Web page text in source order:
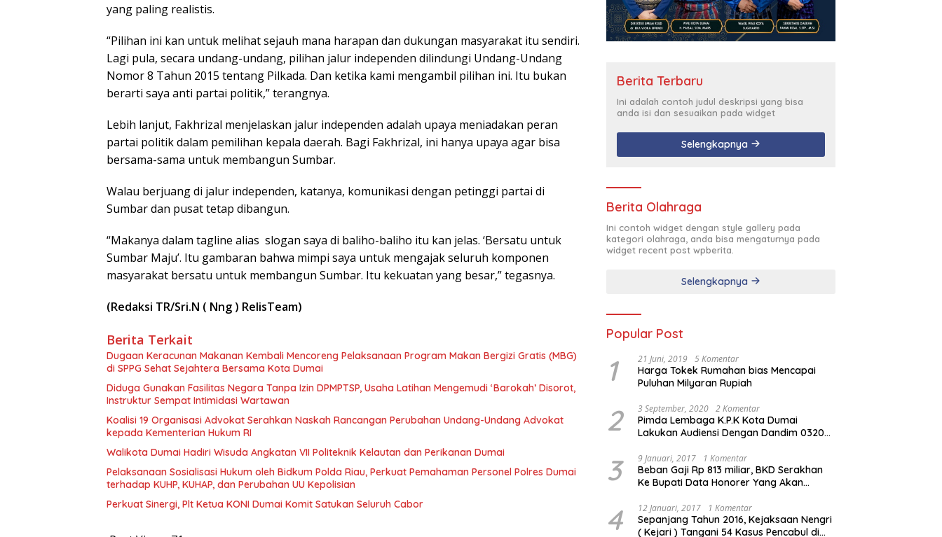
yang paling realistis.
“Pilihan ini kan untuk melihat sejauh mana harapan dan dukungan masyarakat itu sendiri.
Lagi pula, secara undang-undang, pilihan jalur independen dilindungi Undang-Undang
Nomor 8 Tahun 2015 tentang Pilkada. Dan ketika kami mengambil pilihan ini. Itu bukan
berarti saya anti partai politik,” terangnya.
Lebih lanjut, Fakhrizal menjelaskan jalur independen adalah upaya meniadakan peran
partai politik dalam pemilihan kepala daerah. Bagi Fakhrizal, ini hanya upaya agar bisa
bersama-sama untuk membangun Sumbar.
Walau berjuang di jalur independen, katanya, komunikasi dengan petinggi partai di
Sumbar dan pusat tetap dibangun.
“Makanya dalam tagline alias slogan saya di baliho-baliho itu kan jelas. ‘Bersatu untuk
Sumbar Maju’. Itu gambaran bahwa mimpi saya untuk mengajak seluruh komponen
masyarakat bersatu untuk membangun Sumbar. Itu kekuatan yang besar,” tegasnya.
(Redaksi TR/Sri.N ( Nng ) RelisTeam)
Berita Terkait
Dugaan Keracunan Makanan Kembali Mencoreng Pelaksanaan Program Makan Bergizi Gratis (MBG)
di SPPG Sehat Sejahtera Bersama Kota Dumai
Diduga Gunakan Fasilitas Negara Tanpa Izin DPMPTSP, Usaha Latihan Mengemudi ‘Barokah’ Disorot,
Instruktur Sempat Intimidasi Wartawan
Koalisi 19 Organisasi Advokat Serahkan Naskah Rancangan Perubahan Undang-Undang Advokat
kepada Kementerian Hukum RI
Walikota Dumai Hadiri Wisuda Angkatan VII Politeknik Kelautan dan Perikanan Dumai
Pelaksanaan Sosialisasi Hukum oleh Bidkum Polda Riau, Perkuat Pemahaman Personel Polres Dumai
terhadap KUHP, KUHAP, dan Perubahan UU Kepolisian
Perkuat Sinergi, Plt Ketua KONI Dumai Komit Satukan Seluruh Cabor
Berita Terbaru
Ini adalah contoh judul deskripsi yang bisa
anda isi dan sesuaikan pada widget
Selengkapnya
Berita Olahraga
Ini contoh widget dengan style gallery pada
kategori olahraga, anda bisa mengaturnya pada
widget recent post wpberita.
Selengkapnya
Popular Post
1 21 Juni, 2019 5 Komentar
Harga Tokek Rumahan bias Mencapai
Puluhan Milyaran Rupiah
2 3 September, 2020 2 Komentar
Pimda Lembaga K.P.K Kota Dumai
Lakukan Audiensi Dengan Dandim 0320
3 9 Januari, 2017 1 Komentar
Beban Gaji Rp 813 miliar, BKD Serakhan
Ke Bupati Data Honorer Yang Akan
4 12 Januari, 2017 1 Komentar
Sepanjang Tahun 2016, Kejaksaan Nengri
( Kejari ) Tangani 54 Kasus Pencabul di